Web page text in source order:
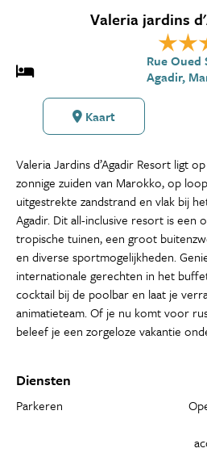
Valeria jardins
Rue Oued
Agadir,
Kaart
Valeria Jardins d’Agadir Resort ligt
zonnige zuiden van Marokko, op
uitgestrekte zandstrand en vlak bij
Agadir. Dit all-inclusive resort is een
tropische tuinen, een groot
en diverse sportmogelijkheden.
internationale gerechten in het
cocktail bij de poolbar en laat je
animatieteam. Of je nu komt voor
beleef je een zorgeloze vakantie
Diensten
Parkeren